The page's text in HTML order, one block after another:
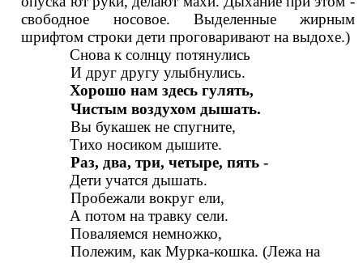
свободное носовое. Выделенные жирным
шрифтом строки дети проговаривают на выдохе.)
Снова к солнцу потянулись
И друг другу улыбнулись.
Хорошо нам здесь гулять,
Чистым воздухом дышать.
Вы букашек не спугните,
Тихо носиком дышите.
Раз, два, три, четыре, пять -
Дети учатся дышать.
Пробежали вокруг ели,
А потом на травку сели.
Поваляемся немножко,
Полежим, как Мурка-кошка. (Лежа на